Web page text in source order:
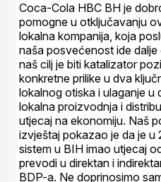
Coca-Cola HBC BH je
pomogne u otključavanju
lokalna kompanija, koja
naša posvećenost ide
naš cilj je biti katalizator
konkretne prilike u dva
lokalnog otiska i ulaganje u
lokalna proizvodnja i
utjecaj na ekonomiju. Naš
izvještaj pokazao je da je
sistem u BIH imao utjecaj
prevodi u direktan i
BDP-a. Ne doprinosimo